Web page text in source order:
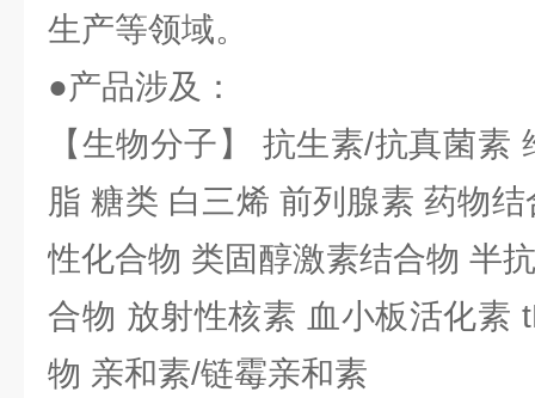
生产等领域。
●产品涉及：
【生物分子】 抗生素/抗真菌素
脂 糖类 白三烯 前列腺素 药物
性化合物 类固醇激素结合物 半
合物 放射性核素 血小板活化素
物 亲和素/链霉亲和素